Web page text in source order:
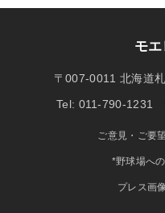
モ
〒007-0011 北海道
Tel: 011-790-1231
ご意見・ご要
*野球場へ
プレス画